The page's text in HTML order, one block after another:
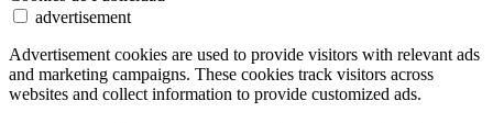
advertisement
Advertisement cookies are used to provide visitors with relevant ads
and marketing campaigns. These cookies track visitors across
websites and collect information to provide customized ads.